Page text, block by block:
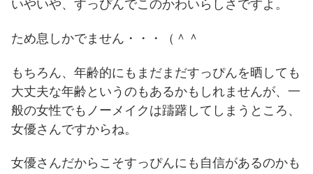
いやいや、すっぴんでこのかわいらしさですよ。
ため息しかでません・・・（＾＾
もちろん、年齢的にもまだまだすっぴんを晒しても
大丈夫な年齢というのもあるかもしれませんが、一
般の女性でもノーメイクは躊躇してしまうところ、
女優さんですからね。
女優さんだからこそすっぴんにも自信があるのかも